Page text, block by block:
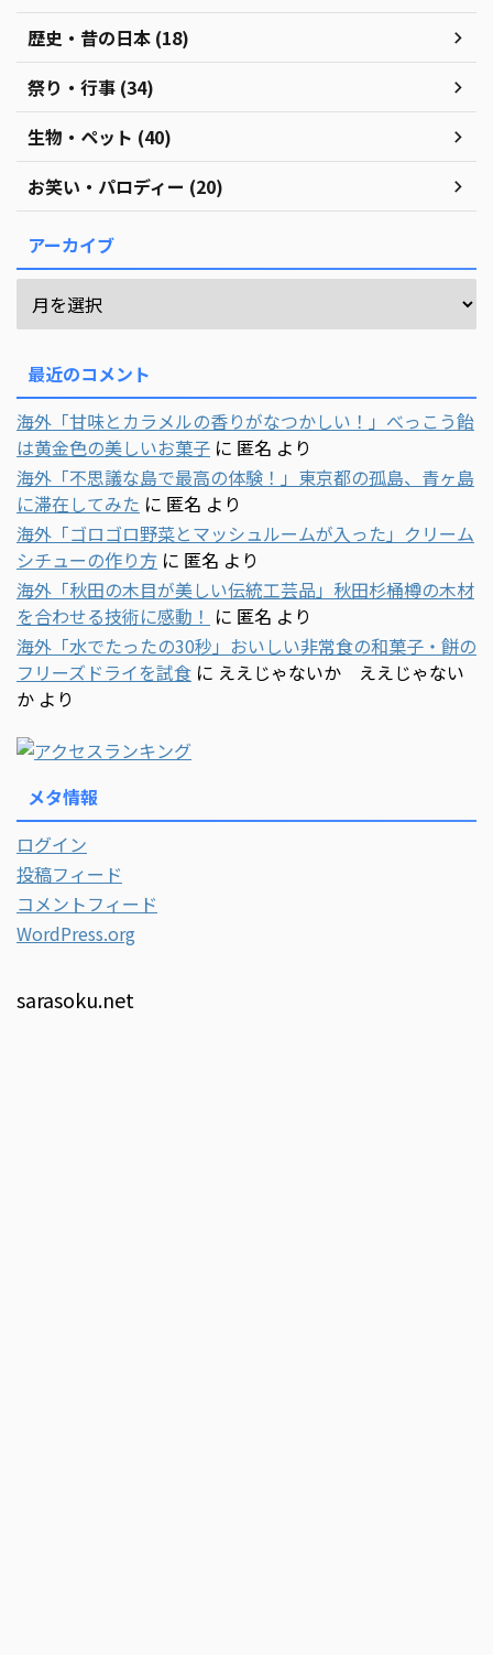
歴史・昔の日本 (18)
祭り・行事 (34)
生物・ペット (40)
お笑い・パロディー (20)
アーカイブ
最近のコメント
海外「甘味とカラメルの香りがなつかしい！」べっこう飴
は黄金色の美しいお菓子 に 匿名 より
海外「不思議な島で最高の体験！」東京都の孤島、青ヶ島
に滞在してみた に 匿名 より
海外「ゴロゴロ野菜とマッシュルームが入った」クリーム
シチューの作り方 に 匿名 より
海外「秋田の木目が美しい伝統工芸品」秋田杉桶樽の木材
を合わせる技術に感動！ に 匿名 より
海外「水でたったの30秒」おいしい非常食の和菓子・餅の
フリーズドライを試食 に ええじゃないか ええじゃない
か より
メタ情報
ログイン
投稿フィード
コメントフィード
WordPress.org
sarasoku.net